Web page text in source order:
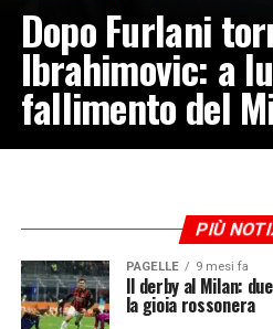
Dopo Furlani
Ibrahimovic: a
fallimento del
PIÙ
PAGELLE 9 mesi fa
Il derby al Milan:
la gioia rossonera